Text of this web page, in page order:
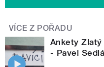
VÍCE Z POŘADU
Ankety
- Pavel